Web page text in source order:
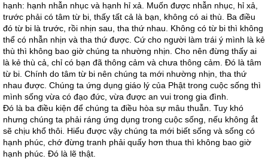
hạnh: hạnh nhẫn nhục và hạnh hỉ xả. Muốn được nhẫn nhục, hỉ xả,
trước phải có tâm từ bi, thấy tất cả là bạn, không có ai thù. Ba điều
đó từ bi là trước, rồi nhịn sau, tha thứ nhau. Không có từ bi thì không
thể có nhẫn nhịn và tha thứ được. Cứ cho người làm trái ý mình là kẻ
thù thì không bao giờ chúng ta nhường nhịn. Cho nên đừng thấy ai
là kẻ thù cả, chỉ có bạn đã thông cảm và chưa thông cảm. Đó là tâm
từ bi. Chính do tâm từ bi nên chúng ta mới nhường nhịn, tha thứ
nhau được. Chúng ta ứng dụng giáo lý của Phật trong cuộc sống thì
mình sống vừa có đạo đức, vừa được an vui trong gia đình.
Đó là ba điều kiện để chúng ta điều hòa sự mâu thuẫn. Tuy khó
nhưng chúng ta phải ráng ứng dụng trong cuộc sống, nếu không ắt
sẽ chịu khổ thôi. Hiểu được vậy chúng ta mới biết sống và sống có
hạnh phúc, chớ đừng tranh phải quấy hơn thua thì không bao giờ
hạnh phúc. Đó là lẽ thật.